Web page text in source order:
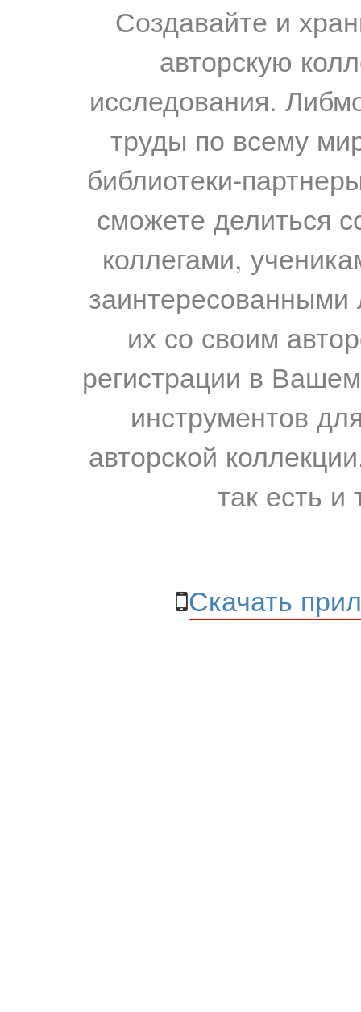
Создавайте и
авторскую
исследования.
труды по всему
библиотеки-
сможете делиться
коллегами,
их со своим
регистрации в
инструментов
авторской
так есть и
Скачать